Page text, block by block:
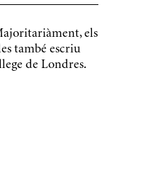
els
també escriu
de Londres.